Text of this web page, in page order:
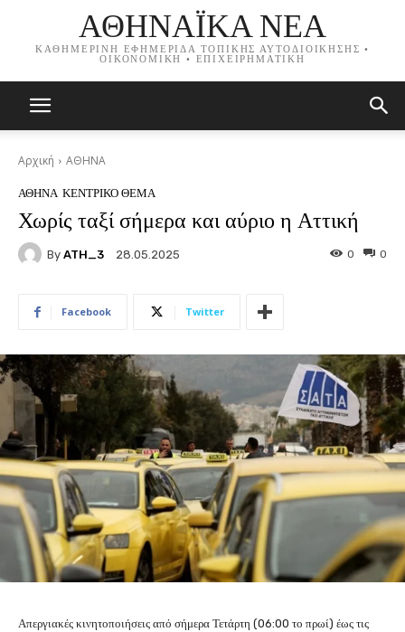
ΑΘΗΝΑΪΚΑ ΝΕΑ
ΚΑΘΗΜΕΡΙΝΗ ΕΦΗΜΕΡΙΔΑ ΤΟΠΙΚΗΣ ΑΥΤΟΔΙΟΙΚΗΣΗΣ •
ΟΙΚΟΝΟΜΙΚΗ • ΕΠΙΧΕΙΡΗΜΑΤΙΚΗ
Αρχική ΑΘΗΝΑ
ΑΘΗΝΑ ΚΕΝΤΡΙΚΟ ΘΕΜΑ
Χωρίς ταξί σήμερα και αύριο η Αττική
By ATH_3 28.05.2025 0
0
Facebook Twitter
Απεργιακές κινητοποιήσεις από σήμερα Τετάρτη (06:00 το πρωί) έως τις